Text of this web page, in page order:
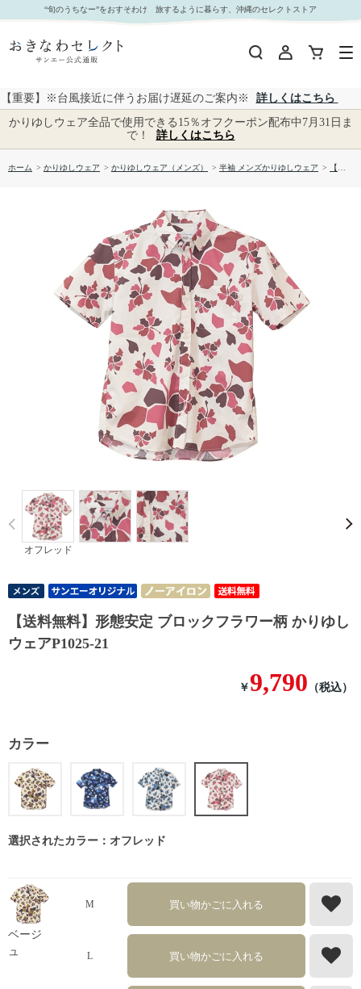
【送料無料】形態安定 ブロックフラワー柄 かりゆしウェアP1025-21｜おきなわセレクト サンエ
ー公式通販
“旬のうちなー”をおすそわけ 旅するように暮らす、沖縄のセレクトストア
【重要】※台風接近に伴うお届け遅延のご案内※
詳しくはこちら
かりゆしウェア全品で使用できる15％オフクーポン配布中7月31日ま
で！
詳しくはこちら
ホーム > かりゆしウェア > かりゆしウェア（メンズ） > 半袖 メンズかりゆしウェア > 【送料無料】形態安定 ブロックフラワー柄 かりゆしウェアP1025-21
オフレッド
Prev
【送料無料】形態安定 ブロックフラワー柄 かりゆし
ウェアP1025-21
￥9,790 （税込）
カラー
選択されたカラー：オフレッド
ベージ
ュ
M 買い物かごに入れる
L 買い物かごに入れる